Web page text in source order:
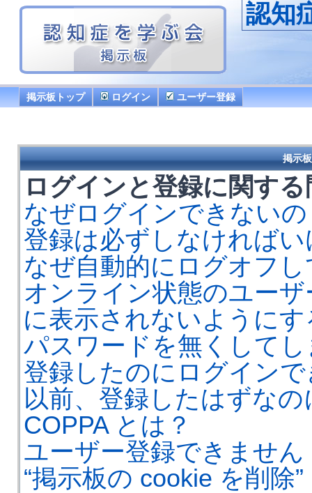
認知
掲示板トップ ログイン ユーザー登録
掲示
ログインと登録に関する
なぜログインできない
登録は必ずしなければ
なぜ自動的にログオフ
オンライン状態のユー
に表示されないように
パスワードを無くして
登録したのにログイン
以前、登録したはずな
COPPA とは？
ユーザー登録できません
“掲示板の cookie を削除